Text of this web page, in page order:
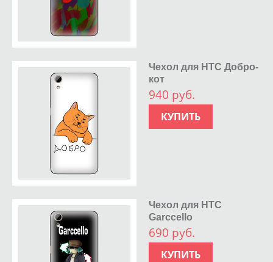
Чехол для HTC Добро-
кот
940 руб.
КУПИТЬ
Чехол для HTC
Garccello
690 руб.
КУПИТЬ